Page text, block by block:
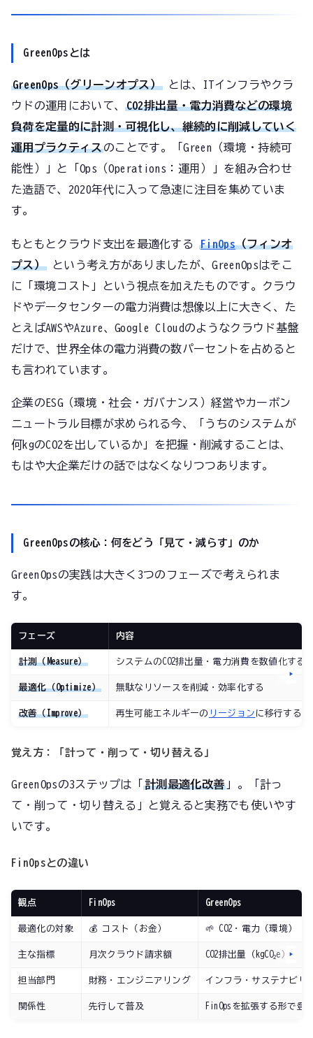
GreenOpsとは
GreenOps（グリーンオプス）とは、ITインフラやクラ
ウドの運用において、CO2排出量・電力消費などの環境
負荷を定量的に計測・可視化し、継続的に削減していく
運用プラクティスのことです。「Green（環境・持続可
能性）」と「Ops（Operations：運用）」を組み合わせ
た造語で、2020年代に入って急速に注目を集めていま
す。
もともとクラウド支出を最適化するFinOps（フィンオ
プス）という考え方がありましたが、GreenOpsはそこ
に「環境コスト」という視点を加えたものです。クラウ
ドやデータセンターの電力消費は想像以上に大きく、た
とえばAWSやAzure、Google Cloudのようなクラウド基盤
だけで、世界全体の電力消費の数パーセントを占めると
も言われています。
企業のESG（環境・社会・ガバナンス）経営やカーボン
ニュートラル目標が求められる今、「うちのシステムが
何kgのCO2を出しているか」を把握・削減することは、
もはや大企業だけの話ではなくなりつつあります。
GreenOpsの核心：何をどう「見て・減らす」のか
GreenOpsの実践は大きく3つのフェーズで考えられま
す。
フェーズ 内容
計測（Measure） システムのCO2排出量・電力消費を数値化する
最適化（Optimize） 無駄なリソースを削減・効率化する
改善（Improve） 再生可能エネルギーの リージョン に移行する
覚え方：「計って・削って・切り替える」
GreenOpsの3ステップは「計測→最適化→改善 」。「計っ
て・削って・切り替える」と覚えると実務でも使いやす
いです。
FinOpsとの違い
観点 FinOps GreenOps
最適化の対象 💰 コスト（お金） 🌱 CO2・電力（環境）
主な指標 月次クラウド請求額 CO2排出量（kgCO₂e）
担当部門 財務・エンジニアリング インフラ・サステナビリ
関係性 先行して普及 FinOpsを拡張する形で登